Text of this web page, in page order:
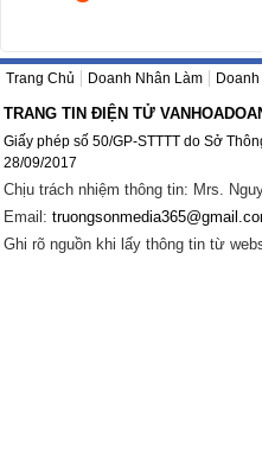
Trang Chủ Doanh Nhân Làm
TRANG TIN ĐIỆN TỬ
Giấy phép số 50/GP-STTTT do Sở
28/09/2017
Chịu trách nhiệm thông tin: Mrs.
Email:
Ghi rõ nguồn khi lấy thông tin từ